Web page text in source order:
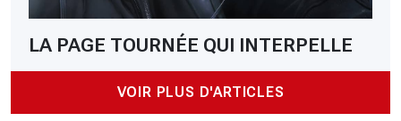
LA PAGE TOURNÉE QUI INTERPELLE
VOIR PLUS D'ARTICLES